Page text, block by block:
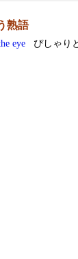
熟語
eye ぴしゃり